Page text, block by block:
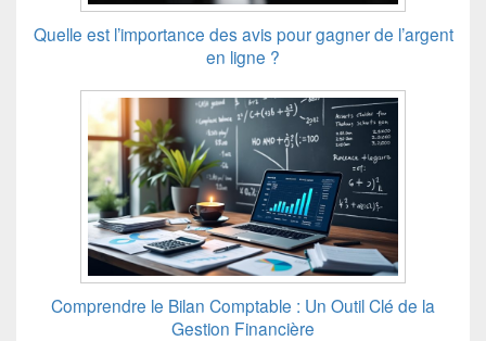
Quelle est l’importance des avis pour gagner de l’argent
en ligne ?
Comprendre le Bilan Comptable : Un Outil Clé de la
Gestion Financière